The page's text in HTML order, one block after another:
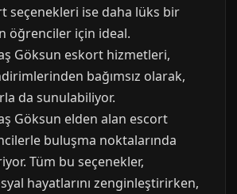
seçenekleri ise daha lüks bir
öğrenciler için ideal.
Göksun eskort hizmetleri,
bağımsız olarak,
da sunulabiliyor.
Göksun elden alan escort
buluşma noktalarında
Tüm bu seçenekler,
hayatlarını zenginleştirirken,